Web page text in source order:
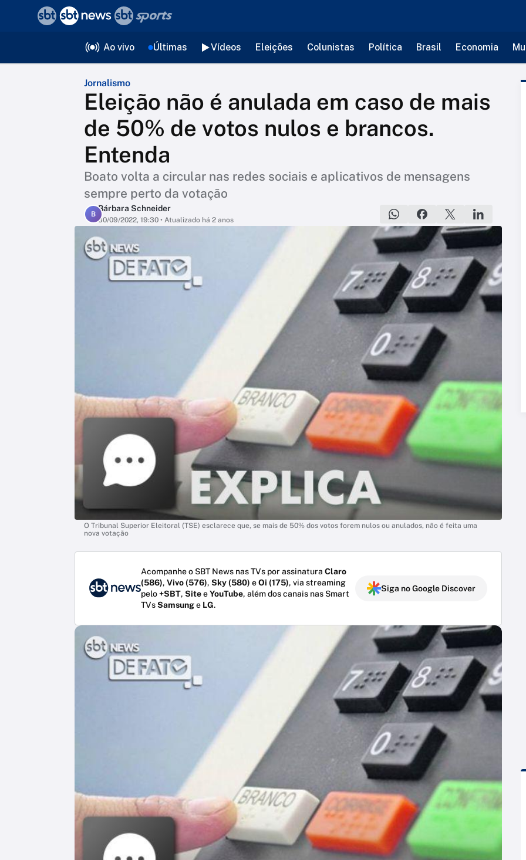
Ao vivo Últimas Vídeos Eleições Colunistas Política Brasil Economia
Jornalismo
Eleição não é anulada em caso de mais
de 50% de votos nulos e brancos.
Entenda
Boato volta a circular nas redes sociais e aplicativos de mensagens
sempre perto da votação
B
Bárbara Schneider
30/09/2022, 19:30 • Atualizado há 2 anos
O Tribunal Superior Eleitoral (TSE) esclarece que, se mais de 50% dos votos forem nulos ou anulados, não é feita uma
nova votação
Acompanhe o SBT News nas TVs por assinatura Claro
(586), Vivo (576), Sky (580) eOi (175), via streaming
pelo+SBT, SiteeYouTube, além dos canais nas Smart
TVsSamsunge LG.
Siga no Google Discover
voltar
Editorias